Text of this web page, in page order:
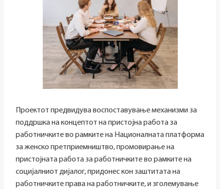
Проектот предвидува воспоставување механизми за
поддршка на концептот на пристојна работа за
работничките во рамките на Националната платформа
за женско претприемништво, промовирање на
пристојната работа за работничките во рамките на
социјалниот дијалог, придонес кон заштитата на
работничките права на работничките, и зголемување